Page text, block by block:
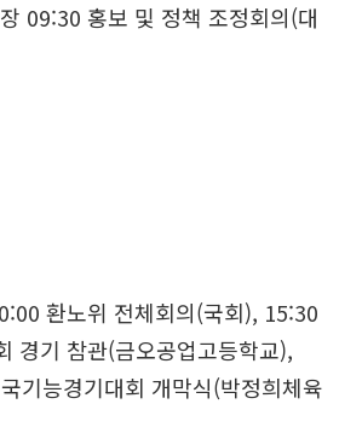
09:30 홍보 및 정책 조정회의(대
환노위 전체회의(국회), 15:30
경기 참관(금오공업고등학교),
기능경기대회 개막식(박정희체육